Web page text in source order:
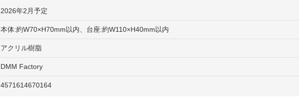
2026年2月予定
本体:約W70×H70mm以内、台座:約W110×H40mm以内
アクリル樹脂
DMM Factory
4571614670164